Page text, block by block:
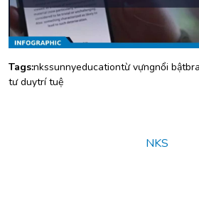
Tags:nkssunnyeducationtừ vựngnổi bật
tư duytrí tuệ
NKS